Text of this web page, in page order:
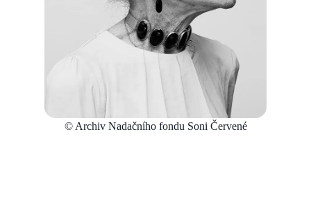
© Archiv Nadačního fondu Soni Červené